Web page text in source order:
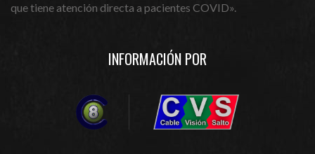
que tiene atención directa a pacientes COVID».
INFORMACIÓN POR